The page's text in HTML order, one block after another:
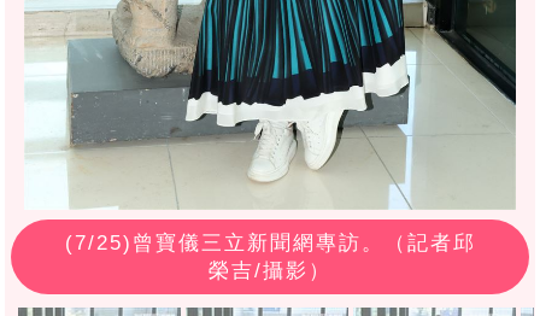
(7/25)曾寶儀三立新聞網專訪。（記者邱
榮吉/攝影）